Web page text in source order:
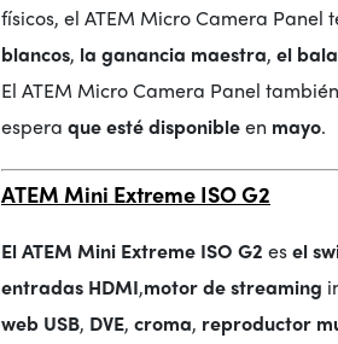
físicos, el ATEM Micro Camera Panel
blancos, la ganancia maestra, el
El ATEM Micro Camera Panel
espera que esté disponibleen mayo.
ATEM Mini Extreme ISO G2
El ATEM Mini Extreme ISO G2 esel
entradas HDMI,motor de streaming
web USB, DVE, croma, reproductor